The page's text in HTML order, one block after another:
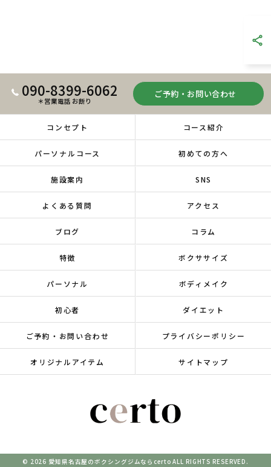
090-8399-6062
＊営業電話 お断り
ご予約・お問い合わせ
コンセプト コース紹介
パーソナルコース 初めての方へ
施設案内 SNS
よくある質問 アクセス
ブログ コラム
特徴 ボクササイズ
パーソナル ボディメイク
初心者 ダイエット
ご予約・お問い合わせ プライバシーポリシー
オリジナルアイテム サイトマップ
© 2026 愛知県名古屋のボクシングジムならcerto ALL RIGHTS RESERVED.